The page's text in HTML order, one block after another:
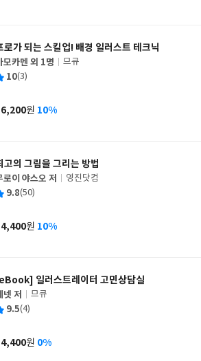
로가 되는 스킬업! 배경 일러스트 테크닉
모카멘 외 1명
므큐
10(3)
원 10%
고의 그림을 그리는 방법
로이 야스오 저
영진닷컴
9.8(50)
원 10%
일러스트레이터 고민상담실
넷 저
므큐
9.5(4)
원 0%